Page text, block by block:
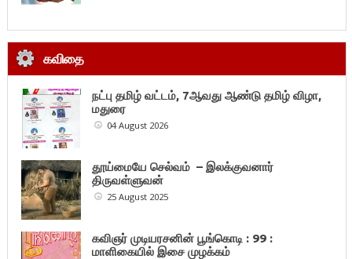
கவிதை
நட்பு தமிழ் வட்டம், 7ஆவது ஆண்டு தமிழ் விழா,
மதுரை
04 August 2026
தூய்மையே செல்வம் – இலக்குவனார்
திருவள்ளுவன்
25 August 2025
கவிஞர் முடியரசனின் பூங்கொடி : 99 :
மாளிகையில் இசை முழக்கம்